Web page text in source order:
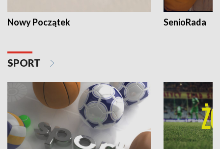
Nowy Początek SenioRada
SPORT